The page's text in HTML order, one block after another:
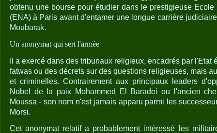
obtenu une bourse pour étudier dans le prestigieuse
(ENA) à Paris avant d'entamer une longue carrière
Moubarak.
Un anonymat qui sert l'armée
Il a exercé dans des tribunaux religieux, encadrés par l'Etat
fatwas ou des décrets sur des questions religieuses, mais
et criminelles. Contrairement aux principaux leaders
Nobel de la paix Mohammed El Baradei ou l'ancien
Moussa - son nom n'est jamais apparu parmi les
Morsi.
Cet anonymat relatif a probablement intéressé les